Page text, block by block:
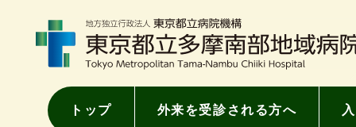
トップ 外来を受診される方へ